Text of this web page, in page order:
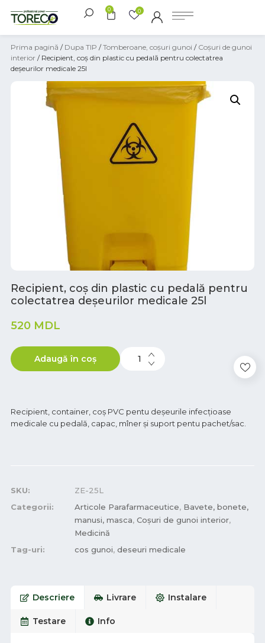
0 0
Prima pagină / Dupa TIP /Tomberoane, coșuri gunoi / Coșuri de gunoi
interior / Recipient, coș din plastic cu pedală pentru colectatrea
deșeurilor medicale 25l
Recipient, coș din plastic cu pedală pentru
colectatrea deșeurilor medicale 25l
520 MDL
Adaugă în coș
Recipient, container, coș PVC pentu deşeurile infecțioase
medicale cu pedală, capac, mîner și suport pentu pachet/sac.
SKU:
ZE-25L
Categorii:
Articole Parafarmaceutice, Bavete, bonete,
manusi, masca, Coșuri de gunoi interior,
Medicină
Tag-uri:
cos gunoi, deseuri medicale
Descriere Livrare Instalare
Testare Info